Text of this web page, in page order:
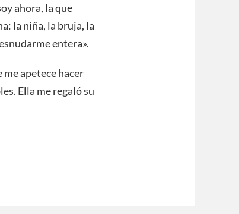
ahora, la que
la niña, la bruja, la
entera».
apetece hacer
Ella me regaló su